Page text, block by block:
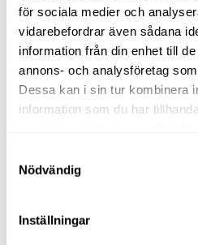
för sociala medier och
vidarebefordrar även sådana
information från din enhet till
annons- och analysföretag
Dessa kan i sin tur kombinera
information som du har
Nödvändig
Inställningar